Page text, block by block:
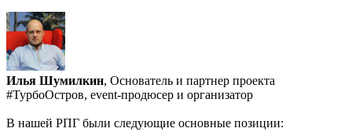
Илья Шумилкин, Основатель и партнер проекта
#ТурбоОстров, event-продюсер и организатор
В нашей РПГ были следующие основные позиции: